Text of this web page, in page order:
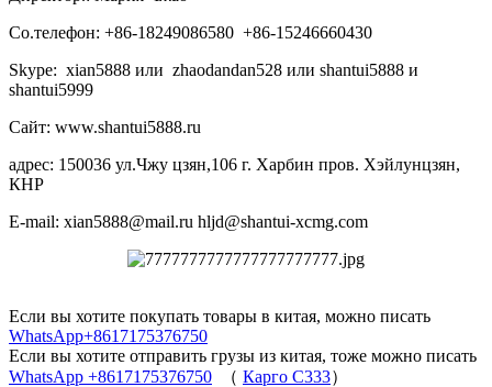
Со.телефон: +86-18249086580 +86-15246660430
Skype: xian5888 или zhaodandan528 или shantui5888 и
shantui5999
Сайт: www.shantui5888.ru
адрес: 150036 ул.Чжу цзян,106 г. Харбин пров. Хэйлунцзян,
КНР
E-mail: xian5888@mail.ru hljd@shantui-xcmg.com
Если вы хотите покупать товары в китая, можно писать
WhatsApp+8617175376750
Если вы хотите отправить грузы из китая, тоже можно писать
WhatsApp +8617175376750 （ Карго C333）